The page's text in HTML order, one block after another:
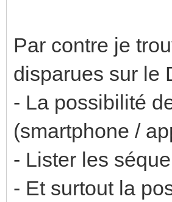
Par contre je
disparues sur le
- La possibilité
(smartphone /
- Lister les
- Et surtout la